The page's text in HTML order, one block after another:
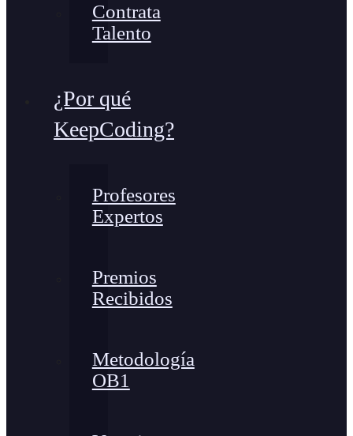
Contrata
Talento
¿Por qué
KeepCoding?
Profesores
Expertos
Premios
Recibidos
Metodología
OB1